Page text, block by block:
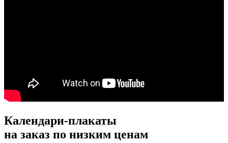
Календари-плакаты
на заказ по низким ценам